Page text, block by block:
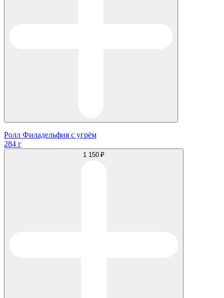
Ролл Филадельфия с угрём
284 г
1 150 ₽